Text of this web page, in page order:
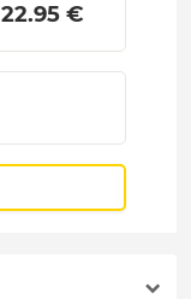
22.95 €